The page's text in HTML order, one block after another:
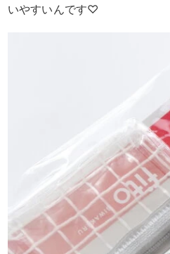
いやすいんです♡